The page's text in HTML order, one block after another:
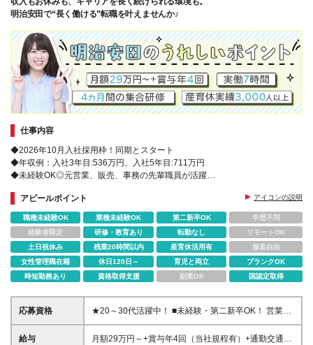
明治安田で“長く働ける”転職を叶えませんか♪
仕事内容
◆2026年10月入社採用枠！同期とスタート
◆年収例：入社3年目:536万円、入社5年目:711万円
◆未経験OK◎元営業、販売、事務の先輩職員が活躍
アピールポイント
アイコンの説明
職種未経験OK 業種未経験OK 第二新卒OK
学歴不問
経験者限定
研修・教育あり 転勤なし
リモートOK
土日祝休み
残業20時間以内 産育休活用有
服装自由
女性管理職在籍
休日120日～ 育児と両立
ブランクOK
時短勤務あり
資格取得支援 副業OK 国認定取得
応募資格
★20～30代活躍中！ ■未経験・第二新卒OK！ 営業
職・保険・金融業界の経験がない方も大歓迎です！ ■
大学・大学院または短期大学を卒業した方で2026年
給与
月額29万円～+賞与年4回（当社規程有）+通勤交通費